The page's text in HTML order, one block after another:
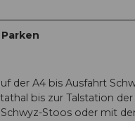
der A4 bis Ausfahrt
bis zur Talstation
Stoos oder mit